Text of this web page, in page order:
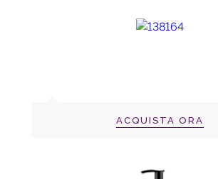
ACQUISTA ORA